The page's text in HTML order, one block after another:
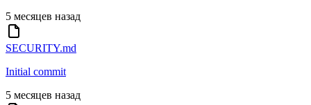
5 месяцев назад
SECURITY.md
Initial commit
5 месяцев назад